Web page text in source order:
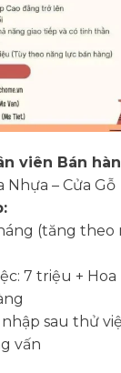
viên Bán
Nhựa – Cửa Gỗ
(tăng theo
7 triệu +
sau thử
vấn